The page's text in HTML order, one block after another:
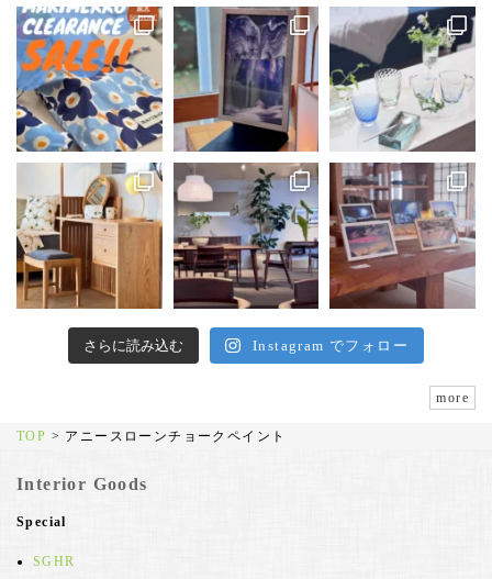
さらに読み込む Instagram でフォロー
more
TOP > アニースローンチョークペイント
Interior Goods
Special
SGHR